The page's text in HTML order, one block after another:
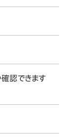
認できます